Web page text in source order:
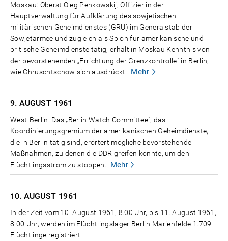
Moskau: Oberst Oleg Penkowskij, Offizier in der
Hauptverwaltung für Aufklärung des sowjetischen
militärischen Geheimdienstes (GRU) im Generalstab der
Sowjetarmee und zugleich als Spion für amerikanische und
britische Geheimdienste tätig, erhält in Moskau Kenntnis von
der bevorstehenden „Errichtung der Grenzkontrolle" in Berlin,
wie Chruschtschow sich ausdrückt.
Mehr
9. AUGUST 1961
West-Berlin: Das „Berlin Watch Committee", das
Koordinierungsgremium der amerikanischen Geheimdienste,
die in Berlin tätig sind, erörtert mögliche bevorstehende
Maßnahmen, zu denen die DDR greifen könnte, um den
Flüchtlingsstrom zu stoppen.
Mehr
10. AUGUST 1961
In der Zeit vom 10. August 1961, 8.00 Uhr, bis 11. August 1961,
8.00 Uhr, werden im Flüchtlingslager Berlin-Marienfelde 1.709
Flüchtlinge registriert.